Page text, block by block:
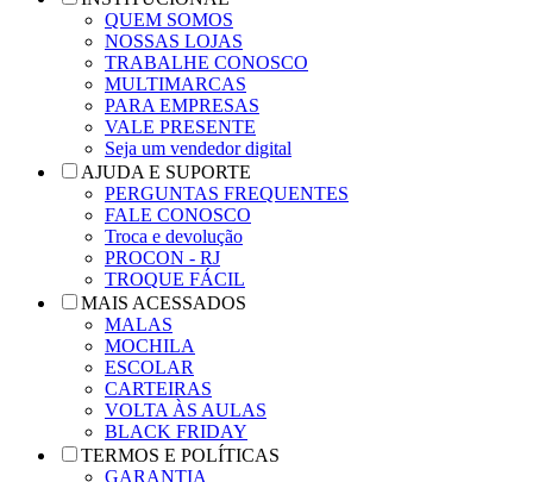
QUEM SOMOS
NOSSAS LOJAS
TRABALHE CONOSCO
MULTIMARCAS
PARA EMPRESAS
VALE PRESENTE
Seja um vendedor digital
AJUDA E SUPORTE
PERGUNTAS FREQUENTES
FALE CONOSCO
Troca e devolução
PROCON - RJ
TROQUE FÁCIL
MAIS ACESSADOS
MALAS
MOCHILA
ESCOLAR
CARTEIRAS
VOLTA ÀS AULAS
BLACK FRIDAY
TERMOS E POLÍTICAS
GARANTIA